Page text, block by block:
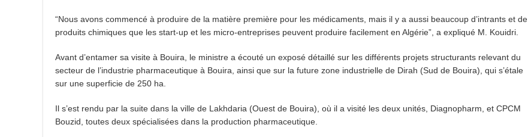
“Nous avons commencé à produire de la matière première pour les médicaments, mais il y a aussi beaucoup d’intrants et de
produits chimiques que les start-up et les micro-entreprises peuvent produire facilement en Algérie”, a expliqué M. Kouidri.
Avant d’entamer sa visite à Bouira, le ministre a écouté un exposé détaillé sur les différents projets structurants relevant du
secteur de l’industrie pharmaceutique à Bouira, ainsi que sur la future zone industrielle de Dirah (Sud de Bouira), qui s’étale
sur une superficie de 250 ha.
Il s’est rendu par la suite dans la ville de Lakhdaria (Ouest de Bouira), où il a visité les deux unités, Diagnopharm, et CPCM
Bouzid, toutes deux spécialisées dans la production pharmaceutique.